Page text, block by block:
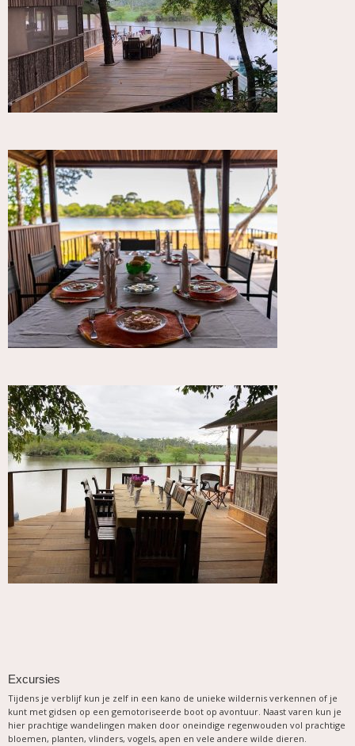
Excursies
Tijdens je verblijf kun je zelf in een kano de unieke wildernis verkennen of je
kunt met gidsen op een gemotoriseerde boot op avontuur. Naast varen kun je
hier prachtige wandelingen maken door oneindige regenwouden vol prachtige
bloemen, planten, vlinders, vogels, apen en vele andere wilde dieren.